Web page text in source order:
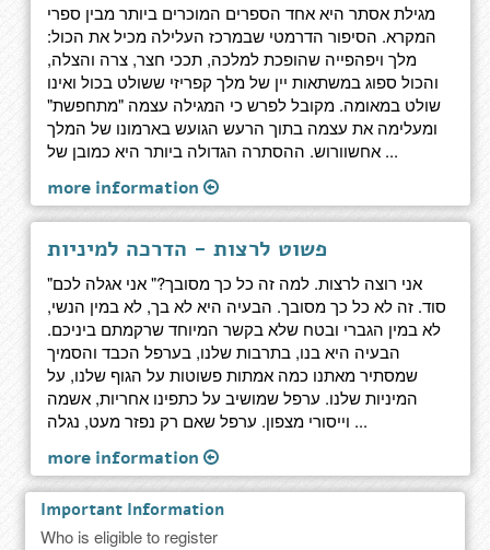
מגילת אסתר היא אחד הספרים המוכרים ביותר מבין ספרי
המקרא. הסיפור הדרמטי שבמרכז העלילה מכיל את הכול:
מלך ויפהפייה שהופכת למלכה, תככי חצר, צרה והצלה,
והכול ספוג במשתאות יין של מלך קפריזי ששולט בכול ואינו
שולט במאומה. מקובל לפרש כי המגילה עצמה "מתחפשת"
ומעלימה את עצמה בתוך הרעש הגועש בארמונו של המלך
אחשוורוש. ההסתרה הגדולה ביותר היא כמובן של ...
more information
פשוט לרצות - הדרכה למיניות
"אני רוצה לרצות. למה זה כל כך מסובך?" אני אגלה לכם
סוד. זה לא כל כך מסובך. הבעיה היא לא בך, לא במין הנשי,
לא במין הגברי ובטח שלא בקשר המיוחד שרקמתם ביניכם.
הבעיה היא בנו, בתרבות שלנו, בערפל הכבד והסמיך
שמסתיר מאתנו כמה אמתות פשוטות על הגוף שלנו, על
המיניות שלנו. ערפל שמושיב על כתפינו אחריות, אשמה
וייסורי מצפון. ערפל שאם רק נפזר מעט, נגלה ...
more information
Important Information
Who is eligible to register